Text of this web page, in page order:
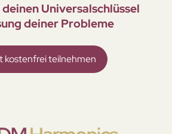
Universal­schlüssel
deiner Probleme
kostenfrei teilnehmen